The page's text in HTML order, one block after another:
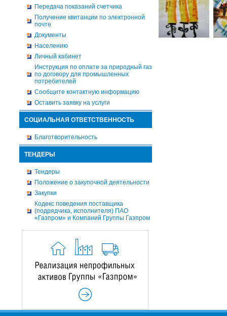
Передача показаний счетчика
Получение квитанции по электронной
почте
Документы
Населению
Личный кабинет
Инструкция по оплате за природный газ
по договору для промышленных
потребителей
Сообщите контактную информацию
Оставить заявку на услуги
СОЦИАЛЬНАЯ ОТВЕТСТВЕННОСТЬ
Благотворительность
ТЕНДЕРЫ
Тендеры
Положение о закупочной деятельности
Закупки
Кодекс поведения поставщика
(подрядчика, исполнителя) ПАО
«Газпром» и Компаний Группы Газпром